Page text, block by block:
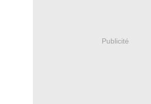
Publicité